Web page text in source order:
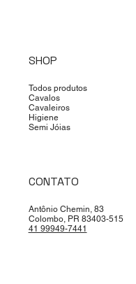
SHOP
Todos produtos
Cavalos
Cavaleiros
Higiene
Semi Jóias
CONTATO
Antônio Chemin, 83
Colombo, PR 83403-515
41 99949-7441